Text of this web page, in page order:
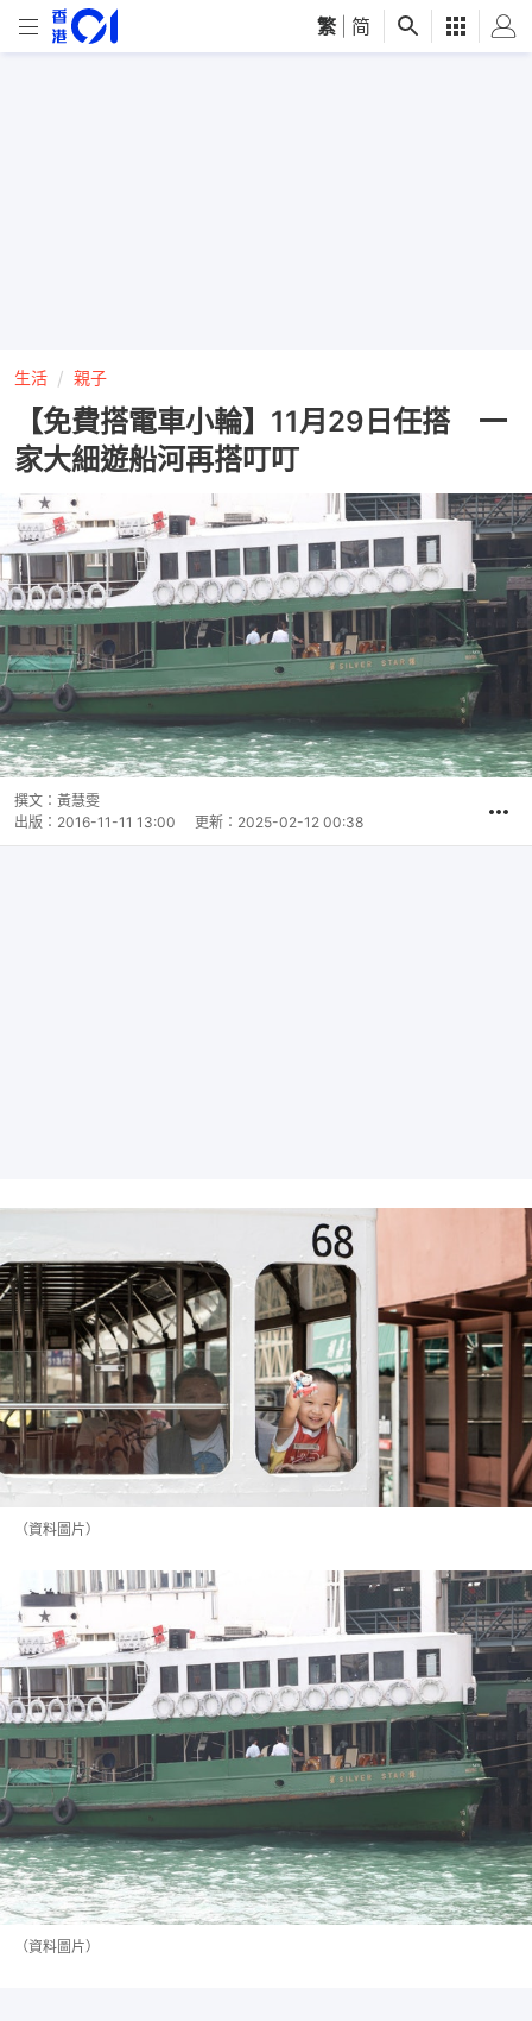
繁 简
生活 親子
【免費搭電車小輪】11月29日任搭 一
家大細遊船河再搭叮叮
撰文： 黃慧雯
出版： 2016-11-11 13:00 更新： 2025-02-12 00:38
（資料圖片）
（資料圖片）